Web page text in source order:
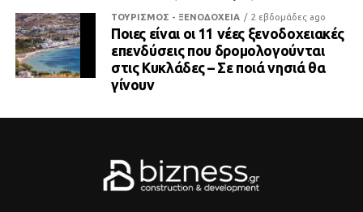
ΤΟΥΡΙΣΜΟΣ - ΞΕΝΟΔΟΧΕΙΑ 2 εβδομάδες ago
Ποιες είναι οι 11 νέες ξενοδοχειακές
επενδύσεις που δρομολογούνται
στις Κυκλάδες – Σε ποιά νησιά θα
γίνουν